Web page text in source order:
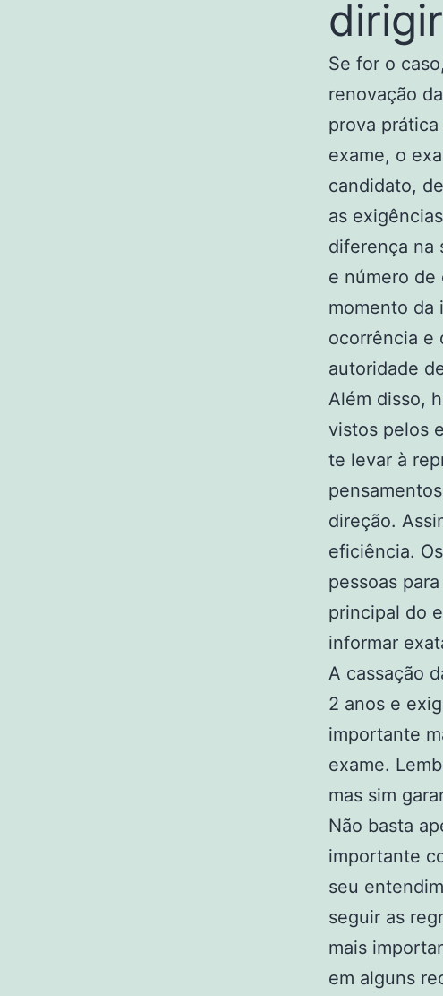
Se for o
renovação
prova
exame, o
candidato,
as
diferença na
e número de
momento da
ocorrência e
autoridade
Além disso,
vistos pelos
te levar à
direção.
eficiência.
pessoas
principal do
informar
A cassação
2 anos e
importante
exame.
mas sim
Não basta
importante
seu
seguir as
mais
em alguns